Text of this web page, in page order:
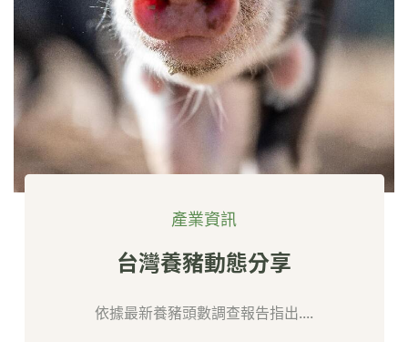
產業資訊
台灣養豬動態分享
依據最新養豬頭數調查報告指出....